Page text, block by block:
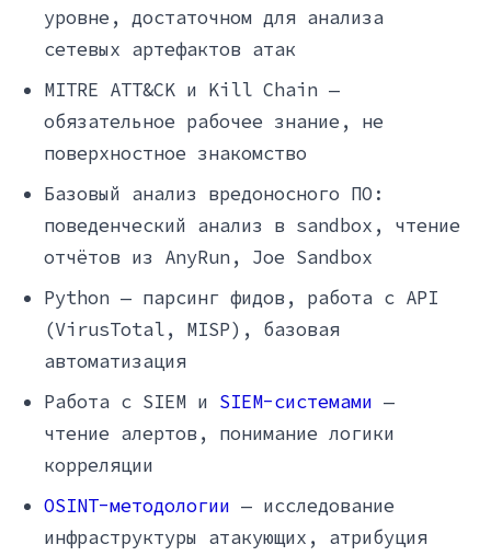
уровне, достаточном для анализа
сетевых артефактов атак
MITRE ATT&CK и Kill Chain —
обязательное рабочее знание, не
поверхностное знакомство
Базовый анализ вредоносного ПО:
поведенческий анализ в sandbox, чтение
отчётов из AnyRun, Joe Sandbox
Python — парсинг фидов, работа с API
(VirusTotal, MISP), базовая
автоматизация
Работа с SIEM и SIEM-системами —
чтение алертов, понимание логики
корреляции
OSINT-методологии — исследование
инфраструктуры атакующих, атрибуция